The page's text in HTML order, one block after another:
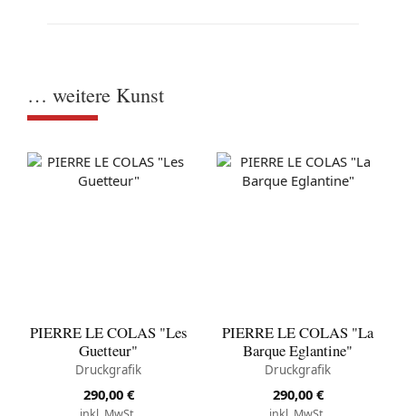
… weitere Kunst
PIERRE LE COLAS "Les
Guetteur"
Druckgrafik
290,00 €
PIERRE LE COLAS "La
Barque Eglantine"
Druckgrafik
290,00 €